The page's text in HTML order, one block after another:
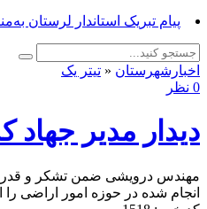
پیام تبریک م_
اخبارشهرستان « تیتر یک
0 نظر
دیدار مدیر
مهندس درویشی ضمن تشکر و
انجام شده در حوزه امور اراضی را